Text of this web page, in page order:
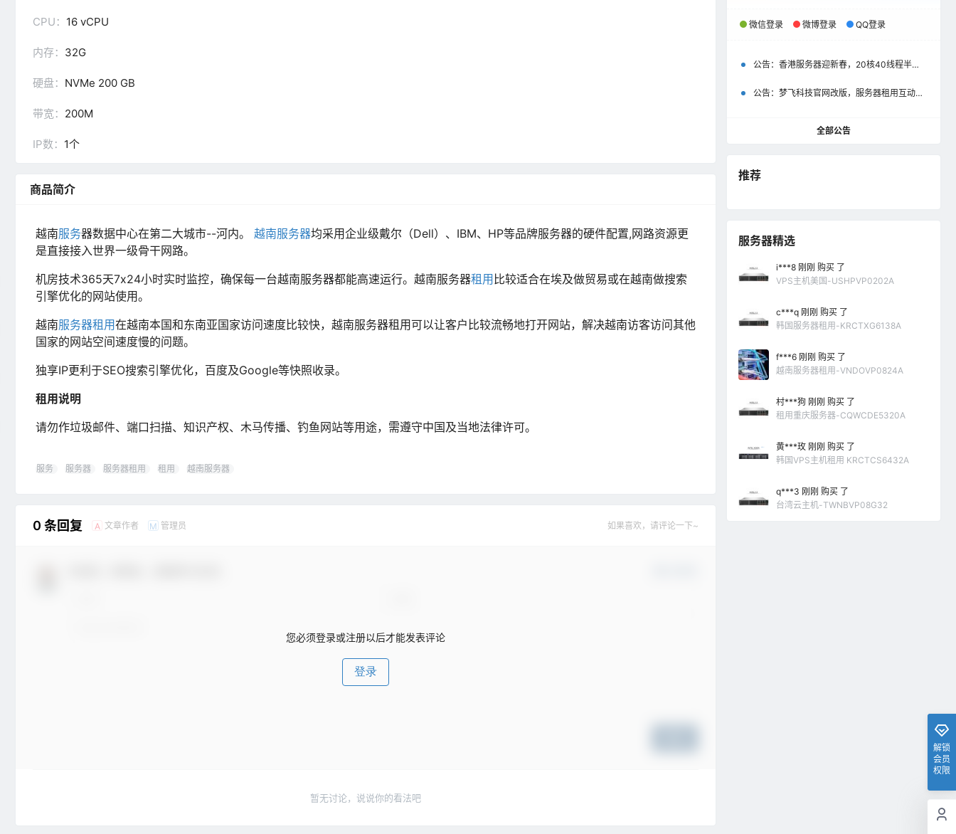
CPU： 16 vCPU
内存： 32G
硬盘： NVMe 200 GB
带宽： 200M
IP数： 1个
商品简介
越南服务器数据中心在第二大城市--河内。 越南服务器均采用企业级戴尔（Dell）、IBM、HP等品牌服务器的硬件配置,网路资源更
是直接接入世界一级骨干网路。
机房技术365天7x24小时实时监控，确保每一台越南服务器都能高速运行。越南服务器租用 比较适合在埃及做贸易或在越南做搜索
引擎优化的网站使用。
越南服务器租用在越南本国和东南亚国家访问速度比较快，越南服务器租用可以让客户比较流畅地打开网站，解决越南访客访问其他
国家的网站空间速度慢的问题。
独享IP更利于SEO搜索引擎优化，百度及Google等快照收录。
租用说明
请勿作垃圾邮件、端口扫描、知识产权、木马传播、钓鱼网站等用途，需遵守中国及当地法律许可。
服务 服务器 服务器租用 租用 越南服务器
0 条回复 A 文章作者 M 管理员 如果喜欢，请评论一下~
您必须登录或注册以后才能发表评论
登录
暂无讨论，说说你的看法吧
微信登录 微博登录 QQ登录
公告： 香港服务器迎新春，20核40线程半价优惠500元起
公告： 梦飞科技官网改版，服务器租用互动评价彰显以用户为中心
全部公告
推荐
服务器精选
i***8 刚刚 购买 了
VPS主机美国-USHPVP0202A
c***q 刚刚 购买 了
韩国服务器租用-KRCTXG6138A
f***6 刚刚 购买 了
越南服务器租用-VNDOVP0824A
村***狗 刚刚 购买 了
租用重庆服务器-CQWCDE5320A
黄***玫 刚刚 购买 了
韩国VPS主机租用 KRCTCS6432A
q***3 刚刚 购买 了
台湾云主机-TWNBVP08G32
解锁
会员
权限